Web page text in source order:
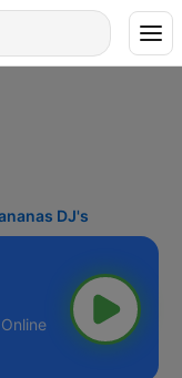
DJ's